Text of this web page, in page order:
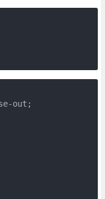
out;